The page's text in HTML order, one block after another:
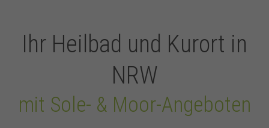
Ihr Heilbad und Kurort in
NRW
mit Sole- & Moor-Angeboten